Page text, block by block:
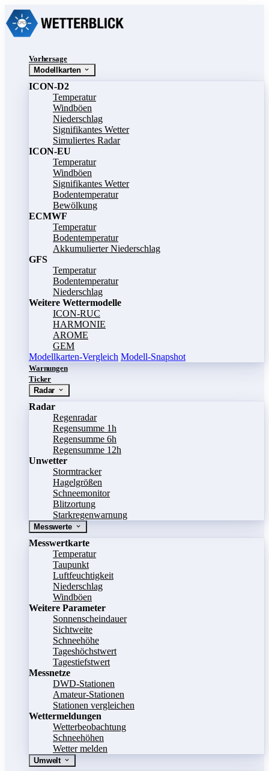
Vorhersage
Modellkarten
ICON-D2
Temperatur
Windböen
Niederschlag
Signifikantes Wetter
Simuliertes Radar
ICON-EU
Temperatur
Windböen
Signifikantes Wetter
Bodentemperatur
Bewölkung
ECMWF
Temperatur
Bodentemperatur
Akkumulierter Niederschlag
GFS
Temperatur
Bodentemperatur
Niederschlag
Weitere Wettermodelle
ICON-RUC
HARMONIE
AROME
GEM
Modellkarten-Vergleich Modell-Snapshot
Warnungen
Ticker
Radar
Radar
Regenradar
Regensumme 1h
Regensumme 6h
Regensumme 12h
Unwetter
Stormtracker
Hagelgrößen
Schneemonitor
Blitzortung
Starkregenwarnung
Messwerte
Messwertkarte
Temperatur
Taupunkt
Luftfeuchtigkeit
Niederschlag
Windböen
Weitere Parameter
Sonnenscheindauer
Sichtweite
Schneehöhe
Tageshöchstwert
Tagestiefstwert
Messnetze
DWD-Stationen
Amateur-Stationen
Stationen vergleichen
Wettermeldungen
Wetterbeobachtung
Schneehöhen
Wetter melden
Umwelt